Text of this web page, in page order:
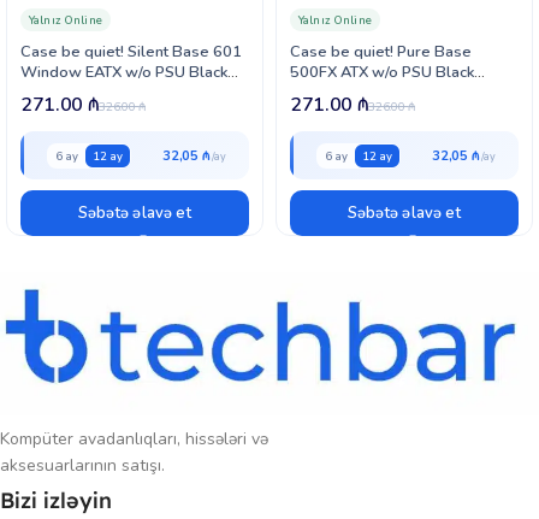
HDDdepolama seçimləri üçün geniş yer təklif etməsi və optimal səs
isolasiyası ilə fərqlənir. Bu qutu, sessiya və işləriniz üçün ideal səssizlik
və performans təmin edir.
Case be quiet! Silent Base 601
Window EATX w/o PSU Black
(BGW26)
Yalnız Online
326.00₼
271.00 ₼
6 ay 12 ay 32,05 ₼
Səbətə əlavə et
Case be quiet! Pure Base
500FX ATX w/o PSU Black
(BGW43)
Yalnız Online
326.00₼
271.00 ₼
6 ay 12 ay 32,05 ₼
Səbətə əlavə et
Kompüter avadanlıqları, hissələri və
aksesuarlarının satışı.
Bizi izləyin